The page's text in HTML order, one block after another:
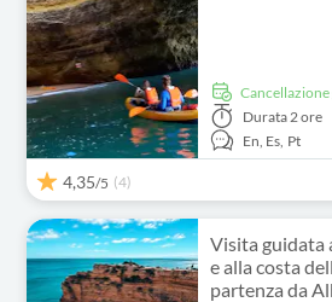
Durata 2 ore
En, Es, Pt
4,35/5 (4)
Visita guidata
e alla costa
partenza da